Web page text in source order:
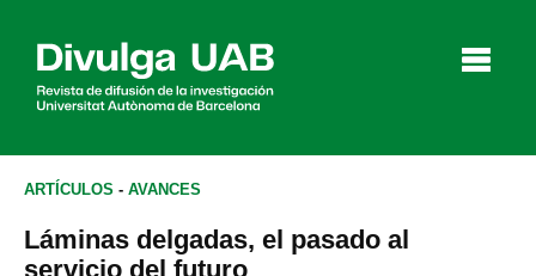
Entrevistas
ARTÍCULOS - AVANCES
Láminas delgadas, el pasado al
servicio del futuro